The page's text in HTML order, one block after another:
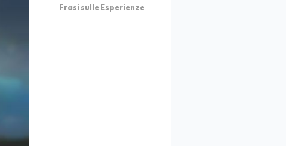
Frasi sulle Esperienze